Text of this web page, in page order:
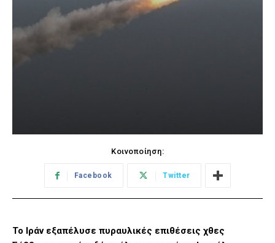
Κοινοποίηση:
Facebook Twitter
Το Ιράν εξαπέλυσε πυραυλικές επιθέσεις χθες